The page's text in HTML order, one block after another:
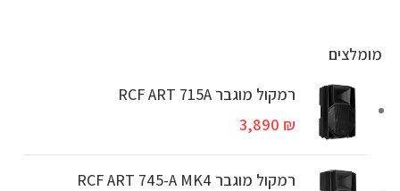
מומלצים
רמקול מוגבר RCF ART 715A
3,890 ₪
‏רמקול מוגבר RCF ART 745-A MK4